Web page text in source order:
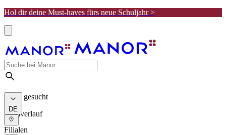
Hol dir deine Must-haves fürs neue Schuljahr >
Meist gesucht
Suchverlauf
DE
Filialen